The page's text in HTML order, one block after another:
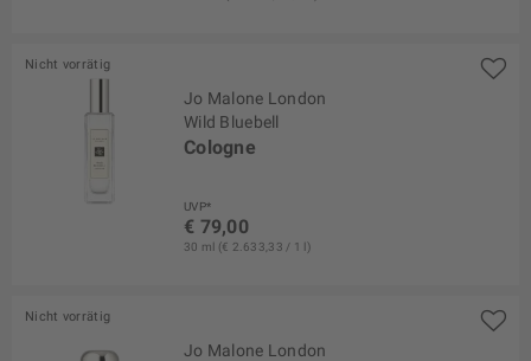
Nicht vorrätig
Jo Malone London
Wild Bluebell
Cologne
UVP*
€ 79,00
30 ml (€ 2.633,33 / 1 l)
Nicht vorrätig
Jo Malone London